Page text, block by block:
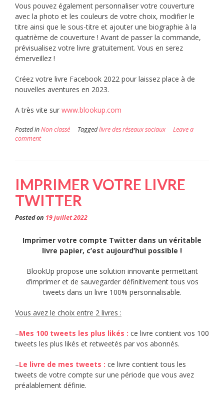
Vous pouvez également personnaliser votre couverture
avec la photo et les couleurs de votre choix, modifier le
titre ainsi que le sous-titre et ajouter une biographie à la
quatrième de couverture ! Avant de passer la commande,
prévisualisez votre livre gratuitement. Vous en serez
émerveillez !
Créez votre livre Facebook 2022 pour laissez place à de
nouvelles aventures en 2023.
A très vite sur www.blookup.com
Posted inNon classé Taggedlivre des réseaux sociaux
Leave a
comment
IMPRIMER VOTRE LIVRE
TWITTER
Posted on 19 juillet 2022
Imprimer votre compte Twitter dans un véritable
livre papier, c’est aujourd’hui possible !
BlookUp propose une solution innovante permettant
d’imprimer et de sauvegarder définitivement tous vos
tweets dans un livre 100% personnalisable.
Vous avez le choix entre 2 livres :
–Mes 100 tweets les plus likés : ce livre contient vos 100
tweets les plus likés et retweetés par vos abonnés.
–Le livre de mes tweets : ce livre contient tous les
tweets de votre compte sur une période que vous avez
préalablement définie.